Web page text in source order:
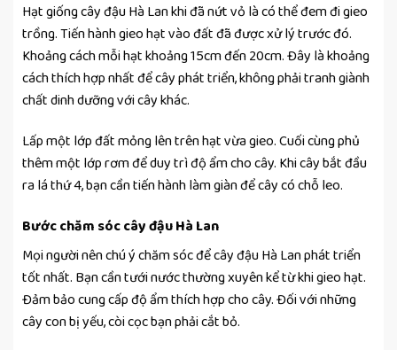
Hạt giống cây đậu Hà Lan khi đã nứt vỏ là có thể đem đi gieo
trồng. Tiến hành gieo hạt vào đất đã được xử lý trước đó.
Khoảng cách mỗi hạt khoảng 15cm đến 20cm. Đây là khoảng
cách thích hợp nhất để cây phát triển, không phải tranh giành
chất dinh dưỡng với cây khác.
Lấp một lớp đất mỏng lên trên hạt vừa gieo. Cuối cùng phủ
thêm một lớp rơm để duy trì độ ẩm cho cây. Khi cây bắt đầu
ra lá thứ 4, bạn cần tiến hành làm giàn để cây có chỗ leo.
Bước chăm sóc cây đậu Hà Lan
Mọi người nên chú ý chăm sóc để cây đậu Hà Lan phát triển
tốt nhất. Bạn cần tưới nước thường xuyên kể từ khi gieo hạt.
Đảm bảo cung cấp độ ẩm thích hợp cho cây. Đối với những
cây con bị yếu, còi cọc bạn phải cắt bỏ.